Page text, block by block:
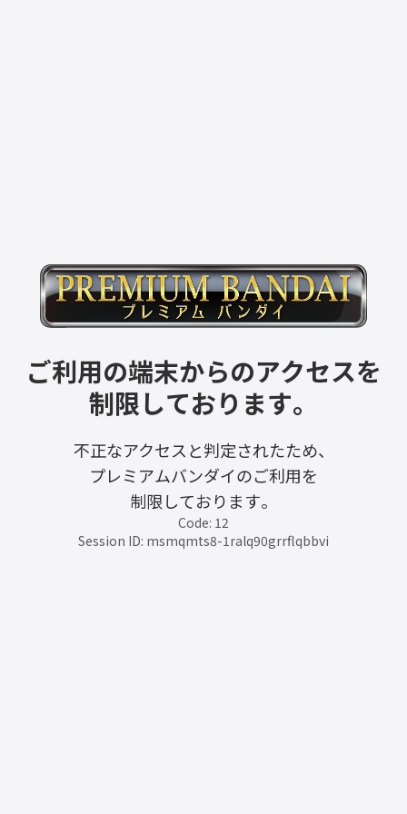
ご利用の端末からのアクセスを
制限しております。
不正なアクセスと判定されたため、
プレミアムバンダイのご利用を
制限しております。
Code: 12
Session ID: msmqmts8-1ralq90grrflqbbvi